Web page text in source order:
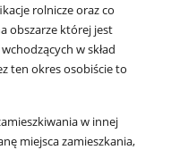
rolnicze oraz co
obszarze której jest
w skład
ten okres osobiście to
w innej
miejsca zamieszkania,